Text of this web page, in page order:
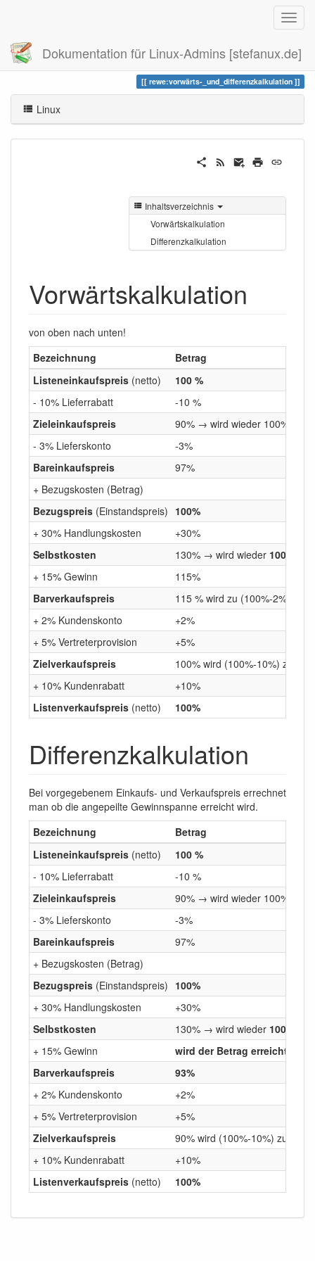
Dokumentation für Linux-Admins [stefanux.de]
Zuletzt angesehen vorwärts-_und_differenzkalkulation
rewe:vorwärts-_und_differenzkalkulation
Linux
Inhaltsverzeichnis
Vorwärtskalkulation
Differenzkalkulation
Vorwärtskalkulation
von oben nach unten!
Bezeichnung
Betrag
Listeneinkaufspreis (netto)
100 %
- 10% Lieferrabatt
-10 %
Zieleinkaufspreis
90% → wird wieder 100% als
- 3% Lieferskonto
-3%
Bareinkaufspreis
97%
+ Bezugskosten (Betrag)
Bezugspreis (Einstandspreis) 100%
+ 30% Handlungskosten
+30%
Selbstkosten
130% → wird wieder 100%
+ 15% Gewinn
115%
Barverkaufspreis
115 % wird zu (100%-2%-5%)
+ 2% Kundenskonto
+2%
+ 5% Vertreterprovision
+5%
Zielverkaufspreis
100% wird (100%-10%) zu
+ 10% Kundenrabatt
+10%
Listenverkaufspreis (netto) 100%
Differenzkalkulation
Bei vorgegebenem Einkaufs- und Verkaufspreis errechnet
man ob die angepeilte Gewinnspanne erreicht wird.
Bezeichnung
Betrag
Listeneinkaufspreis (netto)
100 %
- 10% Lieferrabatt
-10 %
Zieleinkaufspreis
90% → wird wieder 100% als
- 3% Lieferskonto
-3%
Bareinkaufspreis
97%
+ Bezugskosten (Betrag)
Bezugspreis (Einstandspreis) 100%
+ 30% Handlungskosten
+30%
Selbstkosten
130% → wird wieder 100%
+ 15% Gewinn
wird der Betrag erreicht? →
Barverkaufspreis
93%
+ 2% Kundenskonto
+2%
+ 5% Vertreterprovision
+5%
Zielverkaufspreis
90% wird (100%-10%) zu
+ 10% Kundenrabatt
+10%
Listenverkaufspreis (netto) 100%